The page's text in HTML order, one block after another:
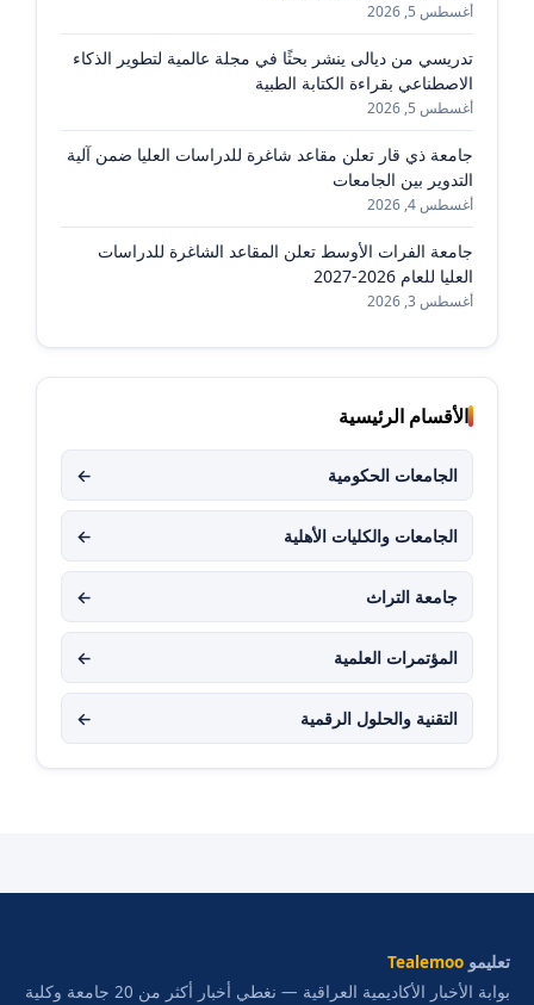
أغسطس 5, 2026
تدريسي من ديالى ينشر بحثًا في مجلة عالمية لتطوير الذكاء
الاصطناعي بقراءة الكتابة الطبية
أغسطس 5, 2026
جامعة ذي قار تعلن مقاعد شاغرة للدراسات العليا ضمن آلية
التدوير بين الجامعات
أغسطس 4, 2026
جامعة الفرات الأوسط تعلن المقاعد الشاغرة للدراسات
العليا للعام 2026-2027
أغسطس 3, 2026
الأقسام الرئيسية
الجامعات الحكومية ←
الجامعات والكليات الأهلية ←
جامعة التراث ←
المؤتمرات العلمية ←
التقنية والحلول الرقمية ←
تعليمو Tealemoo
بوابة الأخبار الأكاديمية العراقية — نغطي أخبار أكثر من 20 جامعة وكلية